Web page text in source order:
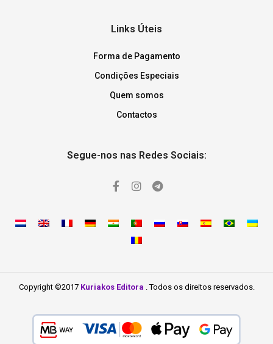
Links Úteis
Forma de Pagamento
Condições Especiais
Quem somos
Contactos
Segue-nos nas Redes Sociais:
Copyright ©2017 Kuriakos Editora . Todos os direitos reservados.